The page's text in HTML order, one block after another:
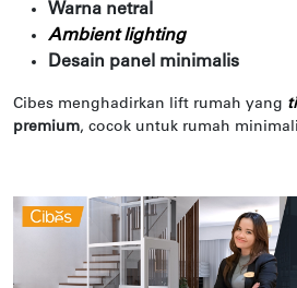
Warna netral
Ambient lighting
Desain panel minimalis
Cibes menghadirkan lift rumah yang
premium, cocok untuk rumah